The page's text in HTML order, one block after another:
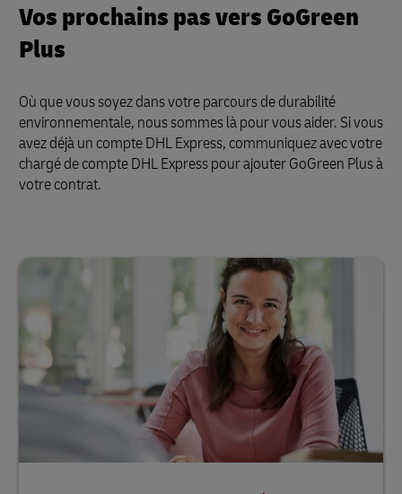
Vos prochains pas vers GoGreen
Plus
Où que vous soyez dans votre parcours de durabilité
environnementale, nous sommes là pour vous aider. Si vous
avez déjà un compte DHL Express, communiquez avec votre
chargé de compte DHL Express pour ajouter GoGreen Plus à
votre contrat.